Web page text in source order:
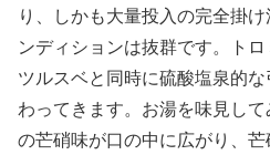
り、しかも大量投入の完全掛
ンディションは抜群です。トロ
ツルスベと同時に硫酸塩泉的
わってきます。お湯を味見し
の芒硝味が口の中に広がり、